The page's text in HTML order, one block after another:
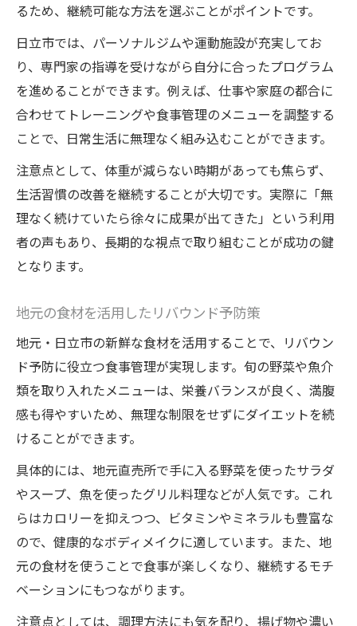
るため、継続可能な方法を選ぶことがポイントです。
日立市では、パーソナルジムや運動施設が充実してお
り、専門家の指導を受けながら自分に合ったプログラム
を進めることができます。例えば、仕事や家庭の都合に
合わせてトレーニングや食事管理のメニューを調整する
ことで、日常生活に無理なく組み込むことができます。
注意点として、体重が減らない時期があっても焦らず、
生活習慣の改善を継続することが大切です。実際に「無
理なく続けていたら徐々に成果が出てきた」という利用
者の声もあり、長期的な視点で取り組むことが成功の鍵
となります。
地元の食材を活用したリバウンド予防策
地元・日立市の新鮮な食材を活用することで、リバウン
ド予防に役立つ食事管理が実現します。旬の野菜や魚介
類を取り入れたメニューは、栄養バランスが良く、満腹
感も得やすいため、無理な制限をせずにダイエットを続
けることができます。
具体的には、地元直売所で手に入る野菜を使ったサラダ
やスープ、魚を使ったグリル料理などが人気です。これ
らはカロリーを抑えつつ、ビタミンやミネラルも豊富な
ので、健康的なボディメイクに適しています。また、地
元の食材を使うことで食事が楽しくなり、継続するモチ
ベーションにもつながります。
注意点としては、調理方法にも気を配り、揚げ物や濃い